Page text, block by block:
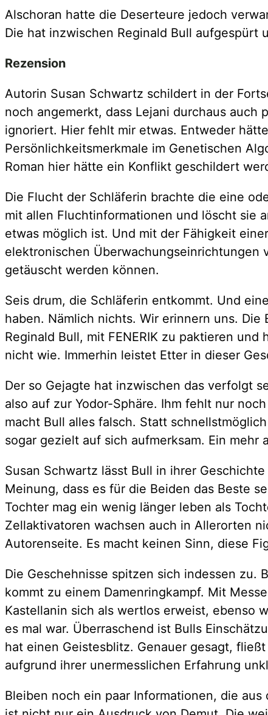
Alschoran hatte die Deserteure jedoch
Die hat inzwischen Reginald Bull aufgespürt
Rezension
Autorin Susan Schwartz schildert in der
noch angemerkt, dass Lejani durchaus
ignoriert. Hier fehlt mir etwas. Entweder
Persönlichkeitsmerkmale im Genetischen
Roman hier hätte ein Konflikt geschildert
Die Flucht der Schläferin brachte die eine
mit allen Fluchtinformationen und löscht sie
etwas möglich ist. Und mit der Fähigkeit
elektronischen Überwachungseinrichtungen
getäuscht werden können.
Seis drum, die Schläferin entkommt. Und
haben. Nämlich nichts. Wir erinnern uns.
Reginald Bull, mit FENERIK zu paktieren
nicht wie. Immerhin leistet Etter in dieser
Der so Gejagte hat inzwischen das verfolgt
also auf zur Yodor-Sphäre. Ihm fehlt nur
macht Bull alles falsch. Statt
sogar gezielt auf sich aufmerksam. Ein
Susan Schwartz lässt Bull in ihrer
Meinung, dass es für die Beiden das Beste
Tochter mag ein wenig länger leben als
Zellaktivatoren wachsen auch in Allerorten
Autorenseite. Es macht keinen Sinn, diese
Die Geschehnisse spitzen sich indessen
kommt zu einem Damenringkampf. Mit
Kastellanin sich als wertlos erweist, ebenso
es mal war. Überraschend ist Bulls
hat einen Geistesblitz. Genauer gesagt,
aufgrund ihrer unermesslichen Erfahrung
Bleiben noch ein paar Informationen, die